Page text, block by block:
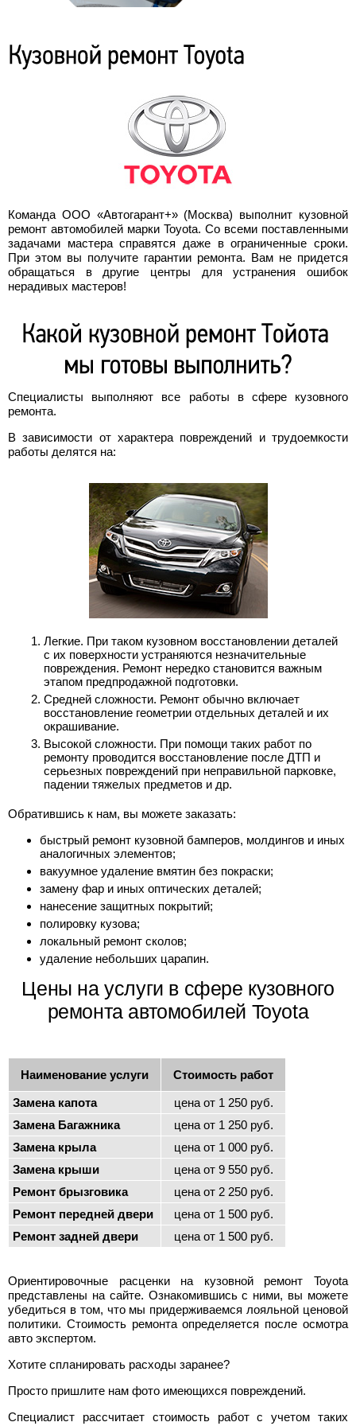
Команда ООО «Автогарант+» (Москва) выполнит кузовной
ремонт автомобилей марки Toyota. Со всеми поставленными
задачами мастера справятся даже в ограниченные сроки.
При этом вы получите гарантии ремонта. Вам не придется
обращаться в другие центры для устранения ошибок
нерадивых мастеров!
Специалисты выполняют все работы в сфере кузовного
ремонта.
В зависимости от характера повреждений и трудоемкости
работы делятся на:
Легкие. При таком кузовном восстановлении деталей
с их поверхности устраняются незначительные
повреждения. Ремонт нередко становится важным
этапом предпродажной подготовки.
Средней сложности. Ремонт обычно включает
восстановление геометрии отдельных деталей и их
окрашивание.
Высокой сложности. При помощи таких работ по
ремонту проводится восстановление после ДТП и
серьезных повреждений при неправильной парковке,
падении тяжелых предметов и др.
Обратившись к нам, вы можете заказать:
быстрый ремонт кузовной бамперов, молдингов и иных
аналогичных элементов;
вакуумное удаление вмятин без покраски;
замену фар и иных оптических деталей;
нанесение защитных покрытий;
полировку кузова;
локальный ремонт сколов;
удаление небольших царапин.
Цены на услуги в сфере кузовного
ремонта автомобилей Toyota
Наименование услуги Стоимость работ
Замена капота
цена от 1 250 руб.
Замена Багажника
цена от 1 250 руб.
Замена крыла
цена от 1 000 руб.
Замена крыши
цена от 9 550 руб.
Ремонт брызговика
цена от 2 250 руб.
Ремонт передней двери
цена от 1 500 руб.
Ремонт задней двери
цена от 1 500 руб.
Ориентировочные расценки на кузовной ремонт Toyota
представлены на сайте. Ознакомившись с ними, вы можете
убедиться в том, что мы придерживаемся лояльной ценовой
политики. Стоимость ремонта определяется после осмотра
авто экспертом.
Хотите спланировать расходы заранее?
Просто пришлите нам фото имеющихся повреждений.
Специалист рассчитает стоимость работ с учетом таких